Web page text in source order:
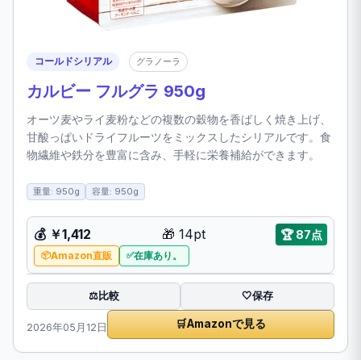
コールドシリアル グラノーラ
カルビー フルグラ 950g
オーツ麦やライ麦粉などの複数の穀物を香ばしく焼き上げ、
甘酸っぱいドライフルーツをミックスしたシリアルです。食
物繊維や鉄分を豊富に含み、手軽に栄養補給ができます。
重量: 950g 容量: 950g
💰 ￥1,412 🎁 14pt 🏆 87点
Amazon直販 在庫あり。
⚖️比較 🤍保存
2026年05月12日 🛒Amazonで見る